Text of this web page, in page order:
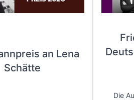
an Lena
Schätte
Die